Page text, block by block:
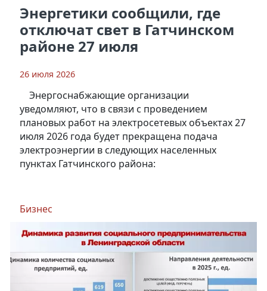
Энергетики сообщили, где
отключат свет в Гатчинском
районе 27 июля
26 июля 2026
Энергоснабжающие организации
уведомляют, что в связи с проведением
плановых работ на электросетевых объектах 27
июля 2026 года будет прекращена подача
электроэнергии в следующих населенных
пунктах Гатчинского района:
Бизнес